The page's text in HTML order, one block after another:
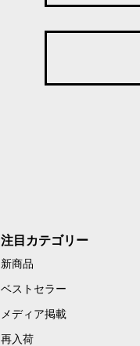
注目カテゴリー
新商品
ベストセラー
メディア掲載
再入荷